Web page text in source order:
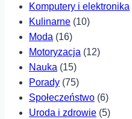
Komputery i elektronika
Kulinarne (10)
Moda (16)
Motoryzacja (12)
Nauka (15)
Porady (75)
Społeczeństwo (6)
Uroda i zdrowie (5)